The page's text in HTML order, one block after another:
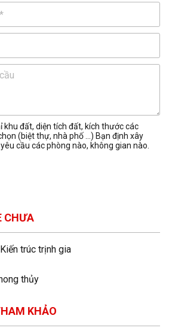
khu đất, diện tích đất, kích thước các
(biệt thự, nhà phố …) Bạn định xây
cầu các phòng nào, không gian nào.
CHƯA
KHẢO